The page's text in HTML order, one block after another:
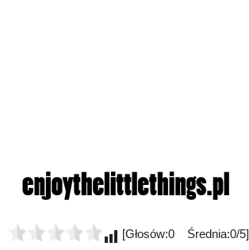
[Głosów:0 Średnia:0/5]